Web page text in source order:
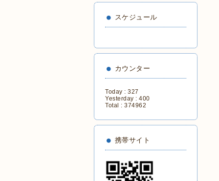
スケジュール
カウンター
Today : 327
Yesterday : 400
Total : 374962
携帯サイト